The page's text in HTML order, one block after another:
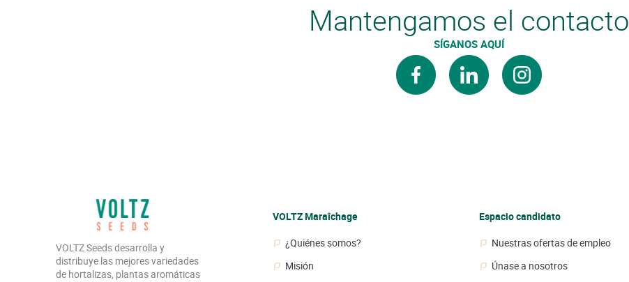
Mantengamos el contacto
SÍGANOS AQUÍ
facebooklinkedin instagram
VOLTZ Seeds desarrolla y
distribuye las mejores variedades
de hortalizas, plantas aromáticas
VOLTZ Maraîchage
¿Quiénes somos?
Misión
Espacio candidato
Nuestras ofertas de empleo
Únase a nosotros